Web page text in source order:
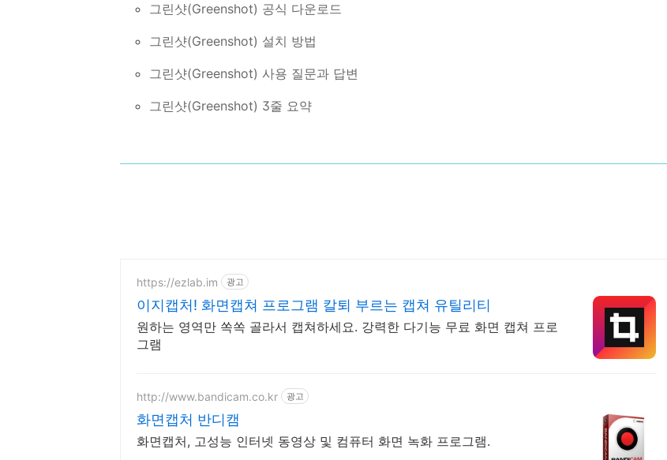
그린샷(Greenshot) 공식 다운로드
그린샷(Greenshot) 설치 방법
그린샷(Greenshot) 사용 질문과 답변
그린샷(Greenshot) 3줄 요약
https://ezlab.im 광고
이지캡처! 화면캡쳐 프로그램 칼퇴 부르는 캡쳐 유틸리티
원하는 영역만 쏙쏙 골라서 캡쳐하세요. 강력한 다기능 무료 화면 캡쳐 프로
그램
http://www.bandicam.co.kr 광고
화면캡처 반디캠
화면캡처, 고성능 인터넷 동영상 및 컴퓨터 화면 녹화 프로그램.